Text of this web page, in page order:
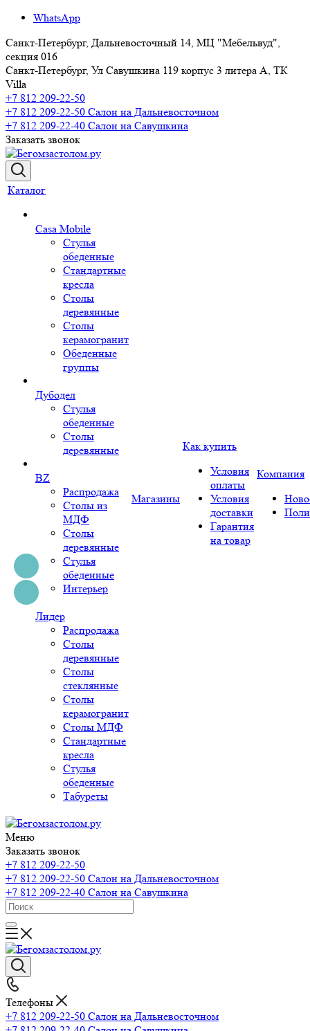
WhatsApp
Санкт-Петербург, Дальневосточный 14, МЦ "Мебельвуд",
секция 016
Санкт-Петербург, Ул Савушкина 119 корпус 3 литера А, ТК
Villa
+7 812 209-22-50
+7 812 209-22-50 Салон на Дальневосточном
+7 812 209-22-40 Салон на Савушкина
Заказать звонок
Каталог
Casa Mobile
Стулья
обеденные
Стандартные
кресла
Столы
деревянные
Столы
керамогранит
Обеденные
группы
Дубодел
Стулья
обеденные
Столы
деревянные
BZ
Распродажа
Столы из
МДФ
Столы
деревянные
Стулья
обеденные
Интерьер
Лидер
Распродажа
Столы
деревянные
Столы
стеклянные
Столы
керамогранит
Столы МДФ
Стандартные
кресла
Стулья
обеденные
Табуреты
Магазины
Как купить
Условия
оплаты
Условия
доставки
Гарантия
на товар
Компания
Меню
Заказать звонок
+7 812 209-22-50
+7 812 209-22-50 Салон на Дальневосточном
+7 812 209-22-40 Салон на Савушкина
Телефоны
+7 812 209-22-50 Салон на Дальневосточном